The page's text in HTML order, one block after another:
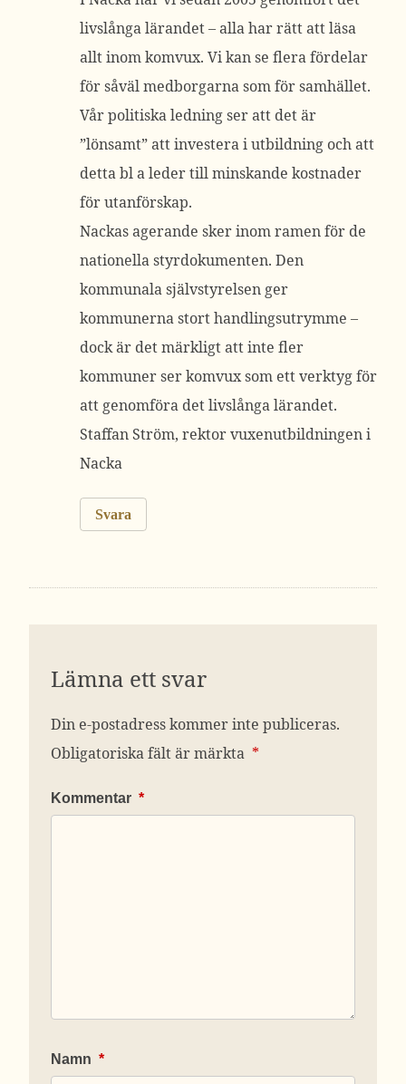
livslånga lärandet – alla har rätt att läsa
allt inom komvux. Vi kan se flera fördelar
för såväl medborgarna som för samhället.
Vår politiska ledning ser att det är
”lönsamt” att investera i utbildning och att
detta bl a leder till minskande kostnader
för utanförskap.
Nackas agerande sker inom ramen för de
nationella styrdokumenten. Den
kommunala självstyrelsen ger
kommunerna stort handlingsutrymme –
dock är det märkligt att inte fler
kommuner ser komvux som ett verktyg för
att genomföra det livslånga lärandet.
Staffan Ström, rektor vuxenutbildningen i
Nacka
Svara
Lämna ett svar
Din e-postadress kommer inte publiceras.
Obligatoriska fält är märkta *
Kommentar *
Namn *